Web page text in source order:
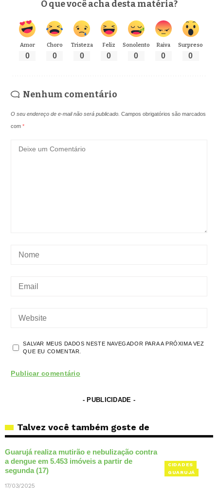
O que você acha desta matéria?
Amor
0
Choro
0
Tristeza
0
Feliz
0
Sonolento
0
Raiva
0
Surpreso
0
Nenhum comentário
O seu endereço de e-mail não será publicado. Campos obrigatórios são marcados
com*
SALVAR MEUS DADOS NESTE NAVEGADOR PARA A PRÓXIMA VEZ
QUE EU COMENTAR.
- PUBLICIDADE -
Talvez você também goste de
CIDADES
GUARUJÁ
Guarujá realiza mutirão e nebulização contra
a dengue em 5.453 imóveis a partir de
segunda (17)
17/03/2025